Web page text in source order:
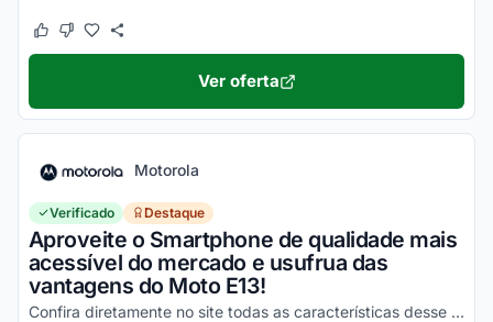
Este cupom funcionou
Este cupom não funcionou
Ver oferta
Motorola
Verificado Destaque
Aproveite o Smartphone de qualidade mais
acessível do mercado e usufrua das
vantagens do Moto E13!
Confira diretamente no site todas as características desse novo smartphone Motorola e aproveite!